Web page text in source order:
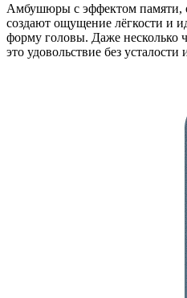
Амбушюры с эффектом памяти,
создают ощущение лёгкости и
форму головы. Даже несколько
это удовольствие без усталости